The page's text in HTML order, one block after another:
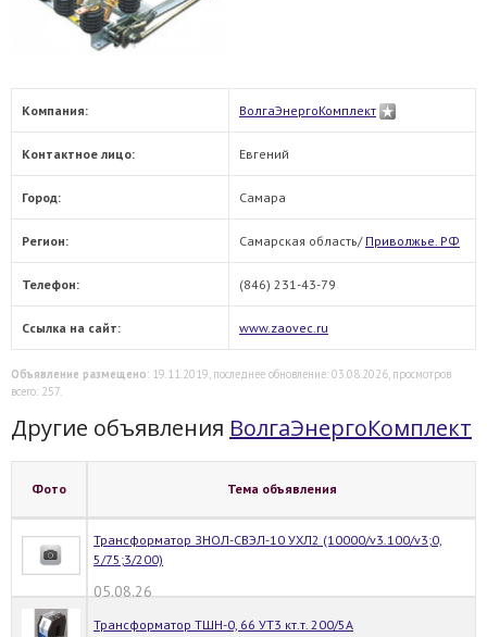
Компания: ВолгаЭнергоКомплект
Контактное лицо: Евгений
Город: Самара
Регион: Самарская область/ Приволжье. РФ
Телефон: (846) 231-43-79
Ссылка на сайт: www.zaovec.ru
Объявление размещено: 19.11.2019, последнее обновление: 03.08.2026, просмотров
всего: 257.
Другие объявления ВолгаЭнергоКомплект
Фото Тема объявления
Трансформатор ЗНОЛ-СВЭЛ-10 УХЛ2 (10000/v3.100/v3;0,
5/75;3/200)
05.08.26
Трансформатор ТШН-0, 66 УТ3 кт.т. 200/5А